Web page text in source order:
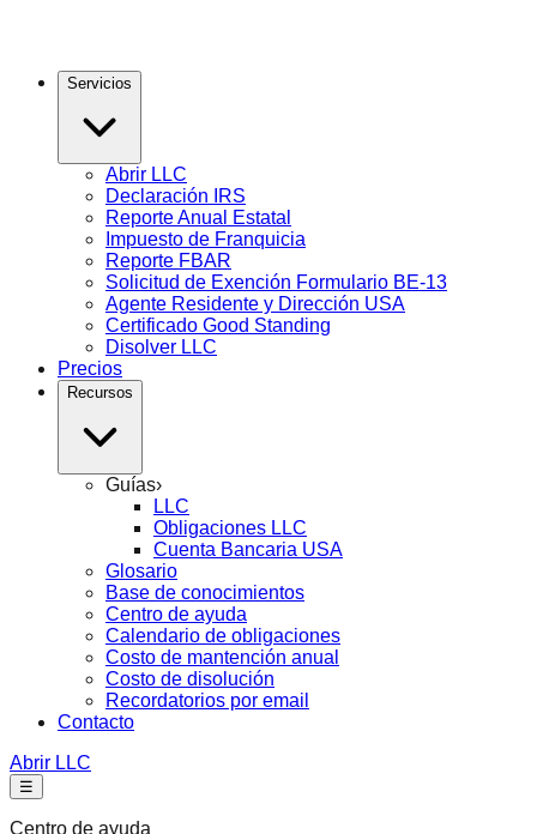
Servicios
Abrir LLC
Declaración IRS
Reporte Anual Estatal
Impuesto de Franquicia
Reporte FBAR
Solicitud de Exención Formulario BE-13
Agente Residente y Dirección USA
Certificado Good Standing
Disolver LLC
Precios
Recursos
Guías›
LLC
Obligaciones LLC
Cuenta Bancaria USA
Glosario
Base de conocimientos
Centro de ayuda
Calendario de obligaciones
Costo de mantención anual
Costo de disolución
Recordatorios por email
Contacto
Abrir LLC
☰
Centro de ayuda